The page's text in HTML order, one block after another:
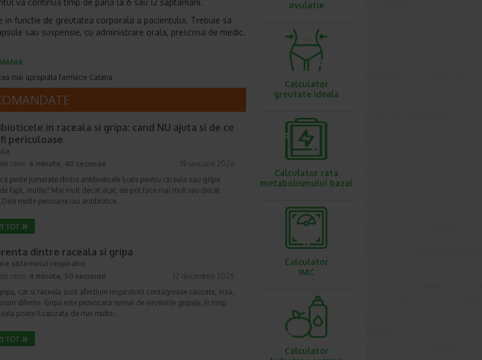
va continua timp de pana la 6 sau 12 saptamani.
in functie de greutatea corporala a pacientului. Trebuie sa
sau suspensie, cu administrare orala, prescrisa de medic.
mai apropiata farmacie Catena
in raceala si gripa: cand NU ajuta si de ce
periculoase
citire: 6 minute, 40 secunde
19 ianuarie 2026
peste jumatate dintre antibioticele luate pentru raceala sau gripa
fapt, inutile? Mai mult decat atat, ele pot face mai mult rau decat
multe persoane iau antibiotice…
dintre raceala si gripa
sistemului respirator
citire: 4 minute, 50 secunde
12 decembrie 2025
cat si raceala sunt afectiuni respiratorii contagioase cauzate, insa,
diferite. Gripa este provocata numai de virusurile gripale, in timp
poate fi cauzata de mai multe…
ovulatie
Calculator
greutate ideala
Calculator rata
metabolismului bazal
Calculator
IMC
Calculator